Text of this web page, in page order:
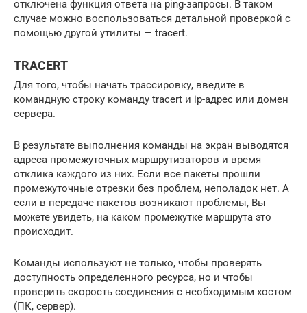
отключена функция ответа на ping-запросы. В таком
случае можно воспользоваться детальной проверкой с
помощью другой утилиты — tracert.
TRACERT
Для того, чтобы начать трассировку, введите в
командную строку команду tracert и ip-адрес или домен
сервера.
В результате выполнения команды на экран выводятся
адреса промежуточных маршрутизаторов и время
отклика каждого из них. Если все пакеты прошли
промежуточные отрезки без проблем, неполадок нет. А
если в передаче пакетов возникают проблемы, Вы
можете увидеть, на каком промежутке маршрута это
происходит.
Команды используют не только, чтобы проверять
доступность определенного ресурса, но и чтобы
проверить скорость соединения с необходимым хостом
(ПК, сервер).